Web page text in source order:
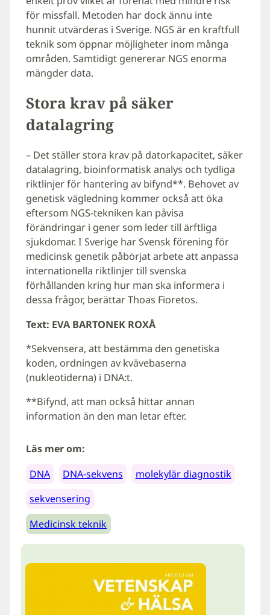
för missfall. Metoden har dock ännu inte
hunnit utvärderas i Sverige. NGS är en kraftfull
teknik som öppnar möjligheter inom många
områden. Samtidigt genererar NGS enorma
mängder data.
Stora krav på säker
datalagring
– Det ställer stora krav på datorkapacitet, säker
datalagring, bioinformatisk analys och tydliga
riktlinjer för hantering av bifynd**. Behovet av
genetisk vägledning kommer också att öka
eftersom NGS-tekniken kan påvisa
förändringar i gener som leder till ärftliga
sjukdomar. I Sverige har Svensk förening för
medicinsk genetik påbörjat arbete att anpassa
internationella riktlinjer till svenska
förhållanden kring hur man ska informera i
dessa frågor, berättar Thoas Fioretos.
Text: EVA BARTONEK ROXÅ
*Sekvensera, att bestämma den genetiska
koden, ordningen av kvävebaserna
(nukleotiderna) i DNA:t.
**Bifynd, att man också hittar annan
information än den man letar efter.
Läs mer om:
DNA
DNA-sekvens
molekylär diagnostik
sekvensering
Medicinsk teknik